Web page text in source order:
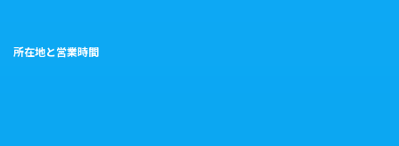
所在地と営業時間